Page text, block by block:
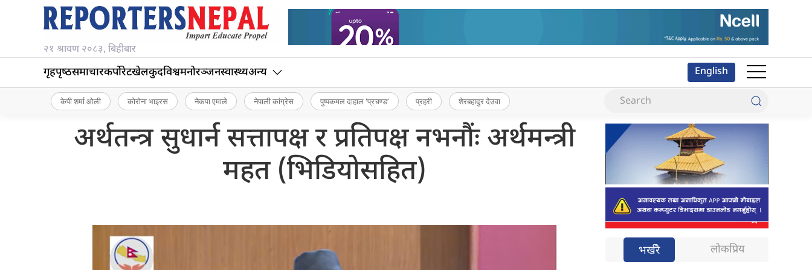
२१ श्रावण २०८३, बिहीबार
गृहपृष्‍ठसमाचारकर्पोरेटखेलकुदविश्वमनोरञ्जनस्वास्थ्यअन्य English
केपी शर्मा ओली कोरोना भाइरस नेकपा एमाले नेपाली कांग्रेस पुष्पकमल दाहाल ‘प्रचण्ड’ प्रहरी शेरबहादुर देउवा
अर्थतन्त्र सुधार्न सत्तापक्ष र प्रतिपक्ष नभनौंः अर्थमन्त्री
महत (भिडियोसहित)
भर्खरै लोकप्रिय